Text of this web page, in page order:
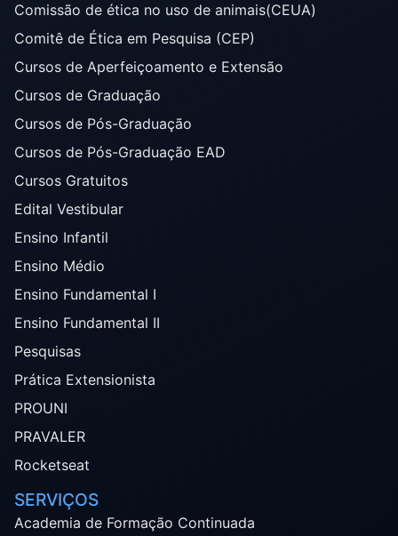
Comissão de ética no uso de animais(CEUA)
Comitê de Ética em Pesquisa (CEP)
Cursos de Aperfeiçoamento e Extensão
Cursos de Graduação
Cursos de Pós-Graduação
Cursos de Pós-Graduação EAD
Cursos Gratuitos
Edital Vestibular
Ensino Infantil
Ensino Médio
Ensino Fundamental I
Ensino Fundamental II
Pesquisas
Prática Extensionista
PROUNI
PRAVALER
Rocketseat
SERVIÇOS
Academia de Formação Continuada